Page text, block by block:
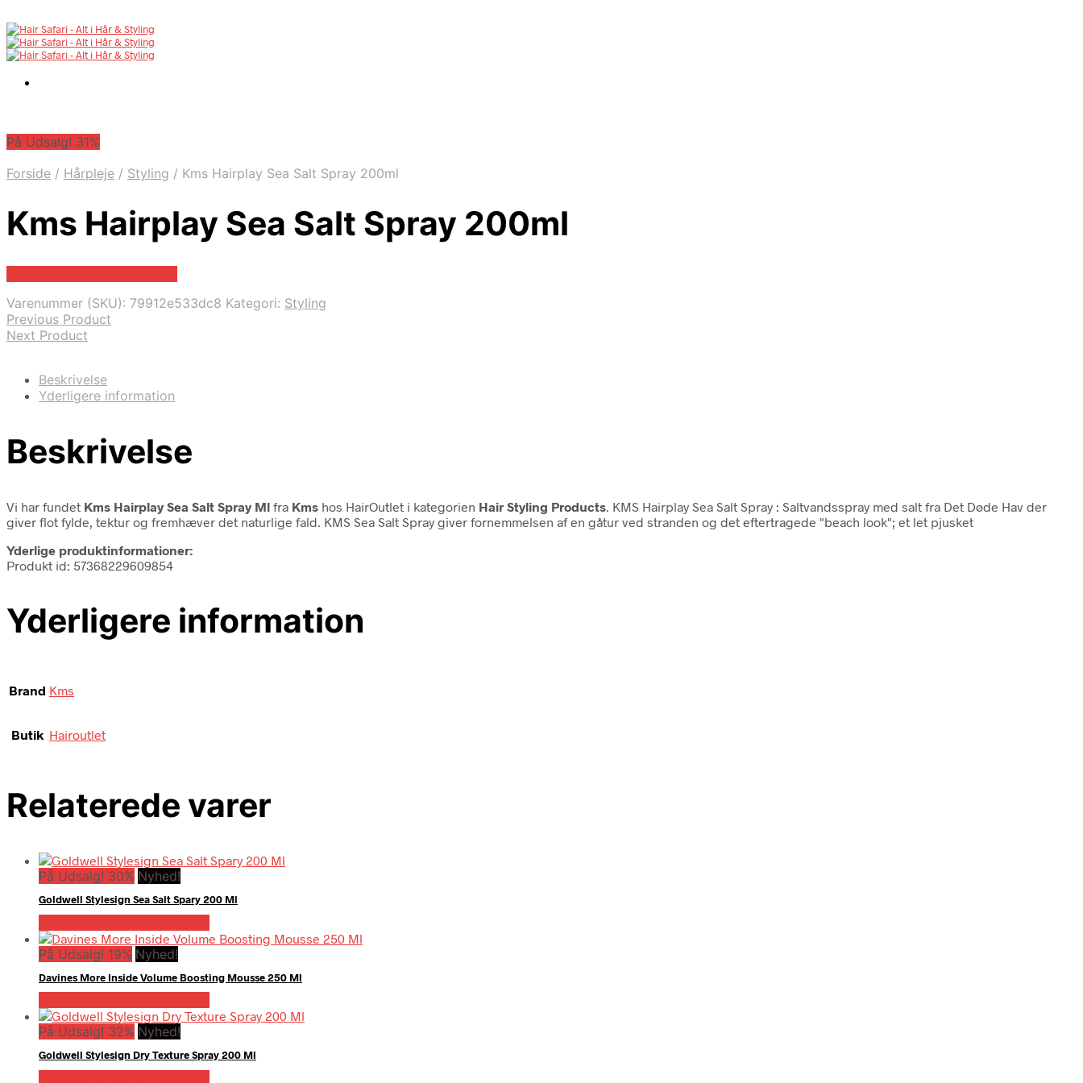
På Udsalg! 31%
Forside / Hårpleje / Styling / Kms Hairplay Sea Salt Spray 200ml
Kms Hairplay Sea Salt Spray 200ml
Varenummer (SKU): 79912e533dc8 Kategori: Styling
Previous Product
Next Product
Beskrivelse
Yderligere information
Beskrivelse
Vi har fundet Kms Hairplay Sea Salt Spray Ml fra Kms hos HairOutlet i kategorien Hair Styling Products . KMS Hairplay Sea Salt Spray : Saltvandsspray med salt fra Det Døde Hav der
giver flot fylde, tektur og fremhæver det naturlige fald. KMS Sea Salt Spray giver fornemmelsen af en gåtur ved stranden og det eftertragede "beach look"; et let pjusket
Yderlige produktinformationer:
Produkt id: 57368229609854
Yderligere information
Brand Kms
Butik Hairoutlet
Relaterede varer
På Udsalg! 30% Nyhed!
Goldwell Stylesign Sea Salt Spary 200 Ml
På Udsalg! 19% Nyhed!
Davines More Inside Volume Boosting Mousse 250 Ml
På Udsalg! 32% Nyhed!
Goldwell Stylesign Dry Texture Spray 200 Ml